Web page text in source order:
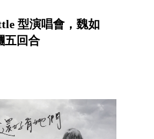
型演唱會，魏如
五回合